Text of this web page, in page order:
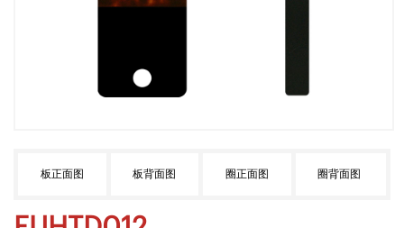
板正面图 板背面图 圈正面图 圈背面图